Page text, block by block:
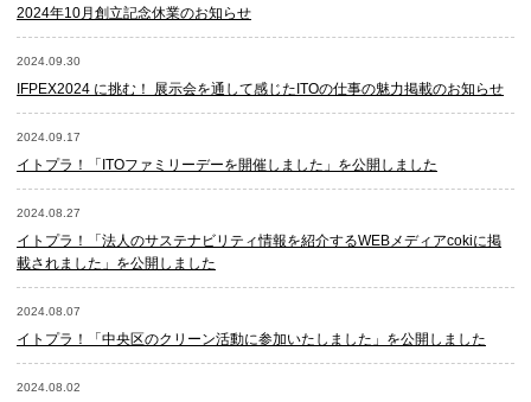
2024年10月創立記念休業のお知らせ
2024.09.30
IFPEX2024 に挑む！ 展示会を通して感じたITOの仕事の魅力掲載のお知らせ
2024.09.17
イトプラ！「ITOファミリーデーを開催しました」を公開しました
2024.08.27
イトプラ！「法人のサステナビリティ情報を紹介するWEBメディアcokiに掲
載されました」を公開しました
2024.08.07
イトプラ！「中央区のクリーン活動に参加いたしました」を公開しました
2024.08.02